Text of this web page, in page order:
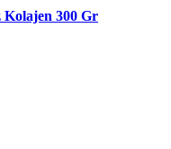
Kolajen 300 Gr